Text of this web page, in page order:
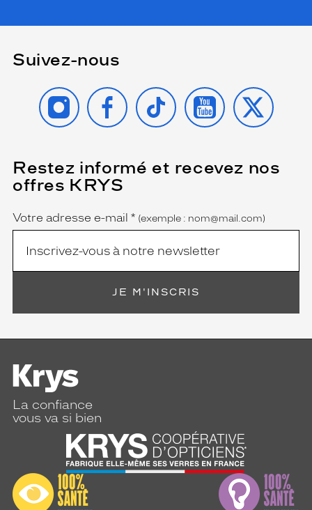
Suivez-nous
INSTAGRAMFACEBOOK
TIKTOK YOUTUBE
X
Restez informé et recevez nos
offres KRYS
Name
Votre adresse e-mail *
(Ce
champ
est
obligatoire)
(exemple : nom@mail.com)
JE M'INSCRIS
La confiance
vous va si bien